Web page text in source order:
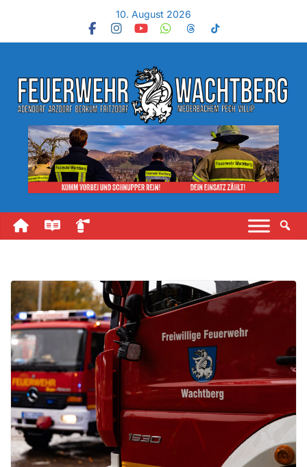
10. August 2026